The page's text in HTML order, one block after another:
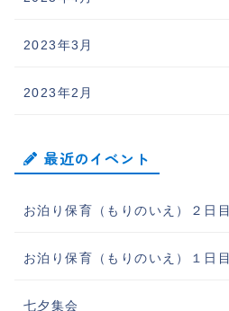
2023年3月
2023年2月
最近のイベント
お泊り保育（もりのいえ）２日目
お泊り保育（もりのいえ）１日目
七夕集会